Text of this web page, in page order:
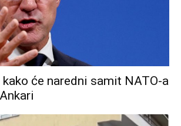
kako će naredni samit NATO-a